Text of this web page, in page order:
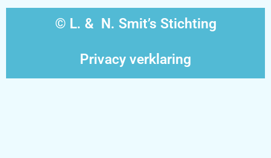
© L. & N. Smit’s Stichting
Privacy verklaring